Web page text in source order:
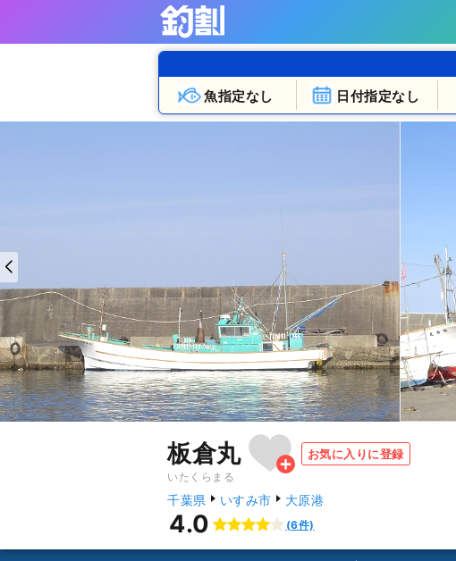
魚指定なし 日付指定なし
板倉丸
いたくらまる
お気に入りに登録
千葉県 いすみ市 大原港
4.0 (6件)